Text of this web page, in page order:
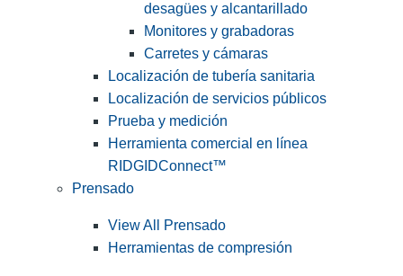
desagües y alcantarillado
Monitores y grabadoras
Carretes y cámaras
Localización de tubería sanitaria
Localización de servicios públicos
Prueba y medición
Herramienta comercial en línea
RIDGIDConnect™
Prensado
View All Prensado
Herramientas de compresión